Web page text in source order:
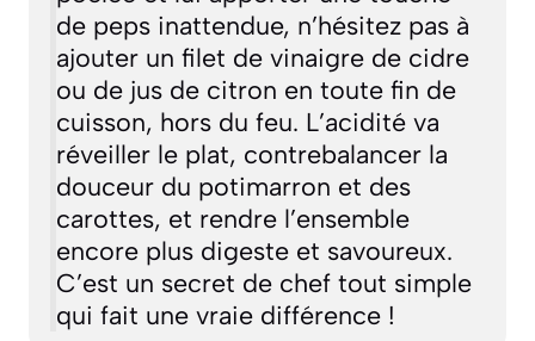
de peps inattendue, n’hésitez pas à
ajouter un filet de vinaigre de cidre
ou de jus de citron en toute fin de
cuisson, hors du feu. L’acidité va
réveiller le plat, contrebalancer la
douceur du potimarron et des
carottes, et rendre l’ensemble
encore plus digeste et savoureux.
C’est un secret de chef tout simple
qui fait une vraie différence !